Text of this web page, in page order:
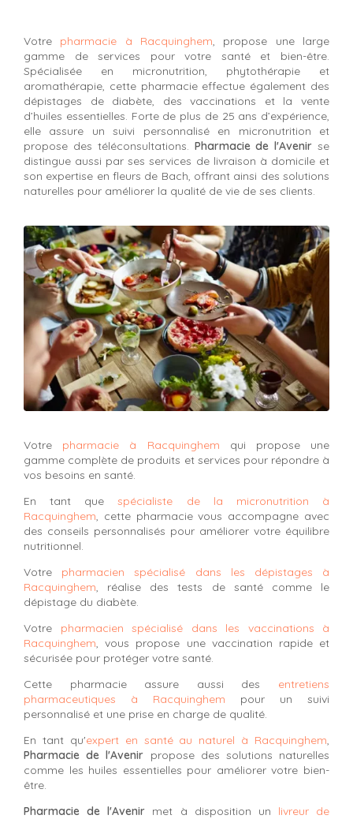
Votre pharmacie à Racquinghem, propose une large
gamme de services pour votre santé et bien-être.
Spécialisée en micronutrition, phytothérapie et
aromathérapie, cette pharmacie effectue également des
dépistages de diabète, des vaccinations et la vente
d’huiles essentielles. Forte de plus de 25 ans d’expérience,
elle assure un suivi personnalisé en micronutrition et
propose des téléconsultations. Pharmacie de l'Avenir se
distingue aussi par ses services de livraison à domicile et
son expertise en fleurs de Bach, offrant ainsi des solutions
naturelles pour améliorer la qualité de vie de ses clients.
Votre pharmacie à Racquinghem qui propose une
gamme complète de produits et services pour répondre à
vos besoins en santé.
En tant quespécialiste de la micronutrition à
Racquinghem, cette pharmacie vous accompagne avec
des conseils personnalisés pour améliorer votre équilibre
nutritionnel.
Votre pharmacien spécialisé dans les dépistages à
Racquinghem, réalise des tests de santé comme le
dépistage du diabète.
Votre pharmacien spécialisé dans les vaccinations à
Racquinghem, vous propose une vaccination rapide et
sécurisée pour protéger votre santé.
Cette pharmacie assure aussi des entretiens
pharmaceutiques à Racquinghem pour un suivi
personnalisé et une prise en charge de qualité.
En tant qu'expert en santé au naturel à Racquinghem,
Pharmacie de l'Avenir propose des solutions naturelles
comme les huiles essentielles pour améliorer votre bien-
être.
Pharmacie de l'Avenir met à disposition un livreur de